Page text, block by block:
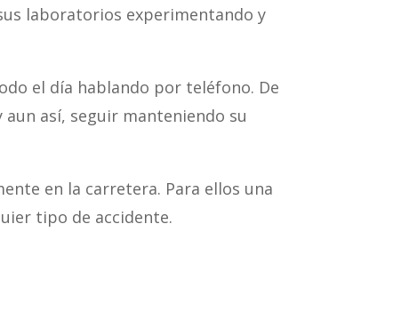
laboratorios experimentando y
el día hablando por teléfono. De
así, seguir manteniendo su
en la carretera. Para ellos una
tipo de accidente.